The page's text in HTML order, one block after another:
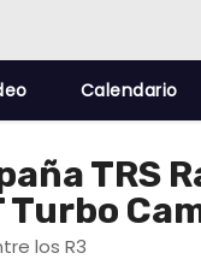
Calendario
TRS
Turbo
los R3